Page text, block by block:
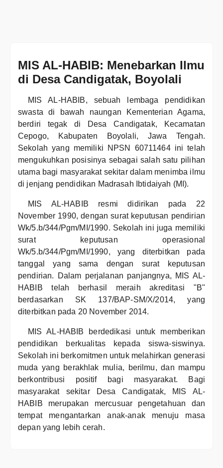
MIS AL-HABIB: Menebarkan Ilmu
di Desa Candigatak, Boyolali
MIS AL-HABIB, sebuah lembaga pendidikan
swasta di bawah naungan Kementerian Agama,
berdiri tegak di Desa Candigatak, Kecamatan
Cepogo, Kabupaten Boyolali, Jawa Tengah.
Sekolah yang memiliki NPSN 60711464 ini telah
mengukuhkan posisinya sebagai salah satu pilihan
utama bagi masyarakat sekitar dalam menimba ilmu
di jenjang pendidikan Madrasah Ibtidaiyah (MI).
MIS AL-HABIB resmi didirikan pada 22
November 1990, dengan surat keputusan pendirian
Wk/5.b/344/Pgm/MI/1990. Sekolah ini juga memiliki
surat keputusan operasional
Wk/5.b/344/Pgm/MI/1990, yang diterbitkan pada
tanggal yang sama dengan surat keputusan
pendirian. Dalam perjalanan panjangnya, MIS AL-
HABIB telah berhasil meraih akreditasi "B"
berdasarkan SK 137/BAP-SM/X/2014, yang
diterbitkan pada 20 November 2014.
MIS AL-HABIB berdedikasi untuk memberikan
pendidikan berkualitas kepada siswa-siswinya.
Sekolah ini berkomitmen untuk melahirkan generasi
muda yang berakhlak mulia, berilmu, dan mampu
berkontribusi positif bagi masyarakat. Bagi
masyarakat sekitar Desa Candigatak, MIS AL-
HABIB merupakan mercusuar pengetahuan dan
tempat mengantarkan anak-anak menuju masa
depan yang lebih cerah.